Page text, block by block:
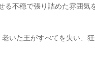
不穏で張り詰めた雰囲気
いた王がすべてを失い、